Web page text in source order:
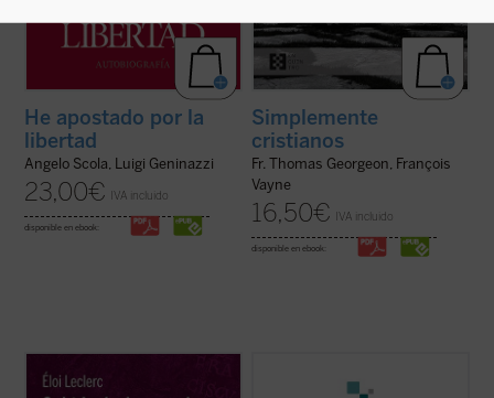
He apostado por la
libertad
Angelo Scola, Luigi Geninazzi
23,00€ IVA incluido
disponible en ebook:
Simplemente
cristianos
Fr. Thomas Georgeon, François
Vayne
16,50€ IVA incluido
disponible en ebook:
En este gran clásico de la literatura
espiritual, el franciscano francés Éloi
contenía una serie de «cartas dirigidas a